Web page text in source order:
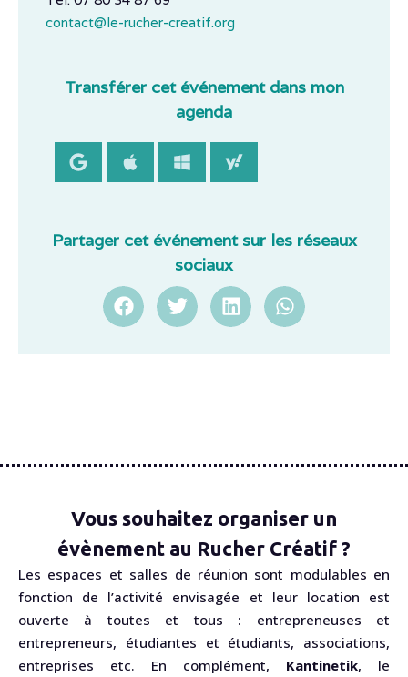
contact@le-rucher-creatif.org
Transférer cet événement dans mon
agenda
Partager cet événement sur les réseaux
sociaux
Vous souhaitez organiser un
évènement au Rucher Créatif ?
Les espaces et salles de réunion sont modulables en
fonction de l’activité envisagée et leur location est
ouverte à toutes et tous : entrepreneuses et
entrepreneurs, étudiantes et étudiants, associations,
entreprises etc. En complément, Kantinetik, le